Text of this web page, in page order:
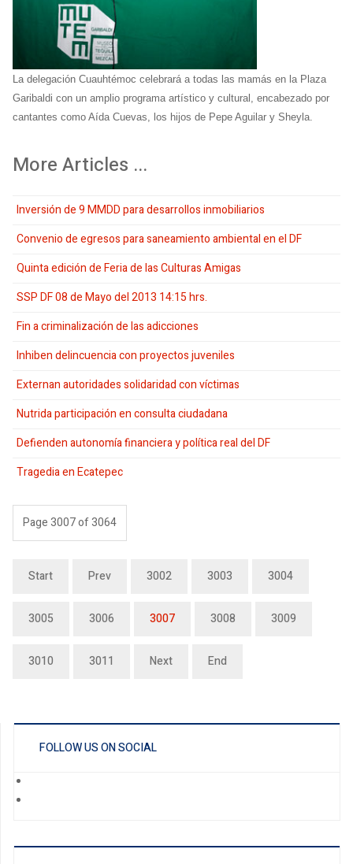
La delegación Cuauhtémoc celebrará a todas las mamás en la Plaza
Garibaldi con un amplio programa artístico y cultural, encabezado por
cantantes como Aída Cuevas, los hijos de Pepe Aguilar y Sheyla.
More Articles ...
Inversión de 9 MMDD para desarrollos inmobiliarios
Convenio de egresos para saneamiento ambiental en el DF
Quinta edición de Feria de las Culturas Amigas
SSP DF 08 de Mayo del 2013 14:15 hrs.
Fin a criminalización de las adicciones
Inhiben delincuencia con proyectos juveniles
Externan autoridades solidaridad con víctimas
Nutrida participación en consulta ciudadana
Defienden autonomía financiera y política real del DF
Tragedia en Ecatepec
Page 3007 of 3064
Start Prev 3002 3003 3004
3005 3006 3007 3008 3009
3010 3011 Next End
FOLLOW US ON SOCIAL